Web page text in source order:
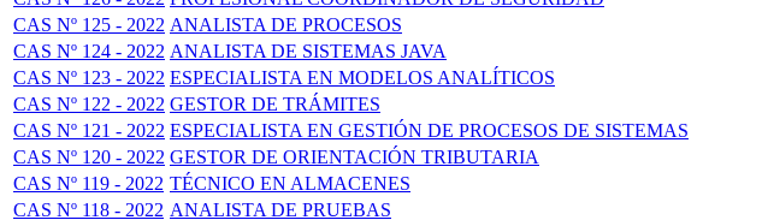
CAS Nº 125 - 2022 ANALISTA DE PROCESOS
CAS Nº 124 - 2022 ANALISTA DE SISTEMAS JAVA
CAS Nº 123 - 2022 ESPECIALISTA EN MODELOS ANALÍTICOS
CAS Nº 122 - 2022 GESTOR DE TRÁMITES
CAS Nº 121 - 2022 ESPECIALISTA EN GESTIÓN DE PROCESOS DE SISTEMAS
CAS Nº 120 - 2022 GESTOR DE ORIENTACIÓN TRIBUTARIA
CAS Nº 119 - 2022 TÉCNICO EN ALMACENES
CAS Nº 118 - 2022 ANALISTA DE PRUEBAS